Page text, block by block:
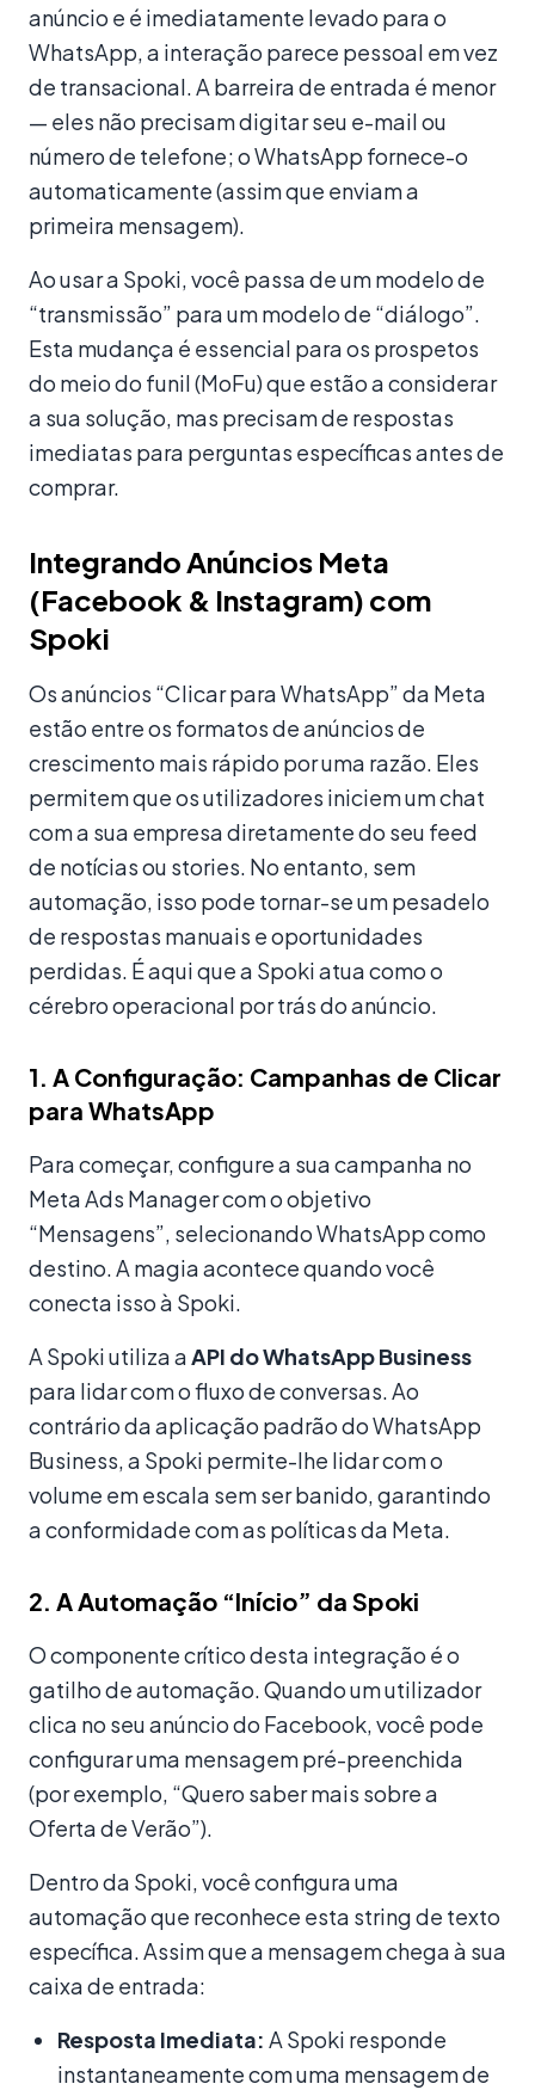
anúncio e é imediatamente levado para o
WhatsApp, a interação parece pessoal em vez
de transacional. A barreira de entrada é menor
— eles não precisam digitar seu e-mail ou
número de telefone; o WhatsApp fornece-o
automaticamente (assim que enviam a
primeira mensagem).
Ao usar a Spoki, você passa de um modelo de
“transmissão” para um modelo de “diálogo”.
Esta mudança é essencial para os prospetos
do meio do funil (MoFu) que estão a considerar
a sua solução, mas precisam de respostas
imediatas para perguntas específicas antes de
comprar.
Integrando Anúncios Meta
(Facebook & Instagram) com
Spoki
Os anúncios “Clicar para WhatsApp” da Meta
estão entre os formatos de anúncios de
crescimento mais rápido por uma razão. Eles
permitem que os utilizadores iniciem um chat
com a sua empresa diretamente do seu feed
de notícias ou stories. No entanto, sem
automação, isso pode tornar-se um pesadelo
de respostas manuais e oportunidades
perdidas. É aqui que a Spoki atua como o
cérebro operacional por trás do anúncio.
1. A Configuração: Campanhas de Clicar
para WhatsApp
Para começar, configure a sua campanha no
Meta Ads Manager com o objetivo
“Mensagens”, selecionando WhatsApp como
destino. A magia acontece quando você
conecta isso à Spoki.
A Spoki utiliza aAPI do WhatsApp Business
para lidar com o fluxo de conversas. Ao
contrário da aplicação padrão do WhatsApp
Business, a Spoki permite-lhe lidar com o
volume em escala sem ser banido, garantindo
a conformidade com as políticas da Meta.
2. A Automação “Início” da Spoki
O componente crítico desta integração é o
gatilho de automação. Quando um utilizador
clica no seu anúncio do Facebook, você pode
configurar uma mensagem pré-preenchida
(por exemplo, “Quero saber mais sobre a
Oferta de Verão”).
Dentro da Spoki, você configura uma
automação que reconhece esta string de texto
específica. Assim que a mensagem chega à sua
caixa de entrada:
Resposta Imediata: A Spoki responde
instantaneamente com uma mensagem de